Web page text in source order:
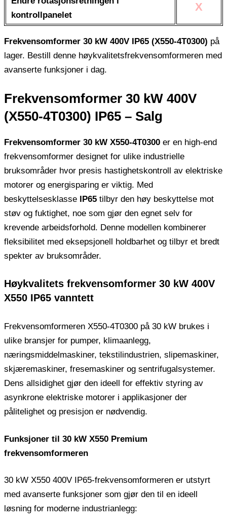
kontrollpanelet
X
Frekvensomformer 30 kW 400V IP65 (X550-4T0300) på
lager. Bestill denne høykvalitetsfrekvensomformeren med
avanserte funksjoner i dag.
Frekvensomformer 30 kW 400V
(X550-4T0300) IP65 – Salg
Frekvensomformer 30 kW X550-4T0300 er en high-end
frekvensomformer designet for ulike industrielle
bruksområder hvor presis hastighetskontroll av elektriske
motorer og energisparing er viktig. Med
beskyttelsesklasse IP65 tilbyr den høy beskyttelse mot
støv og fuktighet, noe som gjør den egnet selv for
krevende arbeidsforhold. Denne modellen kombinerer
fleksibilitet med eksepsjonell holdbarhet og tilbyr et bredt
spekter av bruksområder.
Høykvalitets frekvensomformer 30 kW 400V
X550 IP65 vanntett
Frekvensomformeren X550-4T0300 på 30 kW brukes i
ulike bransjer for pumper, klimaanlegg,
næringsmiddelmaskiner, tekstilindustrien, slipemaskiner,
skjæremaskiner, fresemaskiner og sentrifugalsystemer.
Dens allsidighet gjør den ideell for effektiv styring av
asynkrone elektriske motorer i applikasjoner der
pålitelighet og presisjon er nødvendig.
Funksjoner til 30 kW X550 Premium
frekvensomformeren
30 kW X550 400V IP65-frekvensomformeren er utstyrt
med avanserte funksjoner som gjør den til en ideell
løsning for moderne industrianlegg: